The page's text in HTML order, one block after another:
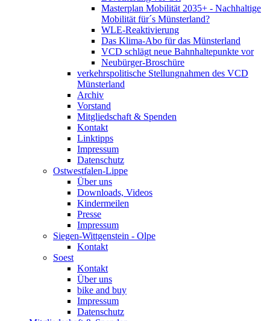
Masterplan Mobilität 2035+ - Nachhaltige
Mobilität für´s Münsterland?
WLE-Reaktivierung
Das Klima-Abo für das Münsterland
VCD schlägt neue Bahnhaltepunkte vor
Neubürger-Broschüre
verkehrspolitische Stellungnahmen des VCD
Münsterland
Archiv
Vorstand
Mitgliedschaft & Spenden
Kontakt
Linktipps
Impressum
Datenschutz
Ostwestfalen-Lippe
Über uns
Downloads, Videos
Kindermeilen
Presse
Impressum
Siegen-Wittgenstein - Olpe
Kontakt
Soest
Kontakt
Über uns
bike and buy
Impressum
Datenschutz